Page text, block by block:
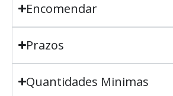
Encomendar
Prazos
Quantidades Minimas